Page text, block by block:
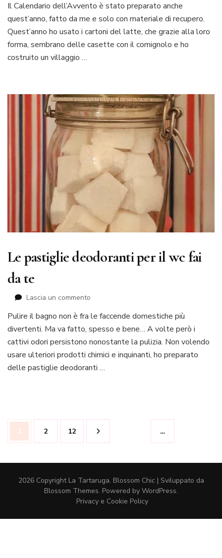
Calendario
dell’Avvento
con
cartoni
del
Il Calendario dell’Avvento è stato preparato anche
quest’anno, fatto da me e solo con materiale di recupero.
Quest’anno ho usato i cartoni del latte, che grazie alla loro
forma, sembrano delle casette con il comignolo e ho
costruito un villaggio …
Le pastiglie deodoranti per il wc fai
da te
Lascia un commento
pastiglie
deodoranti
per
wc
fai
Pulire il bagno non è fra le faccende domestiche più
divertenti. Ma va fatto, spesso e bene… A volte però i
cattivi odori persistono nonostante la pulizia. Non volendo
usare ulteriori prodotti chimici e inquinanti, ho preparato
delle pastiglie deodoranti …
Paginazione
degli
Pagina
1 Pagina
2 …
Pagina
12
2026 Copyright La Tartaruga. Blossom Chic | Sviluppato da
Blossom Themes. Powered by WordPress.
Privacy e Cookie Policy